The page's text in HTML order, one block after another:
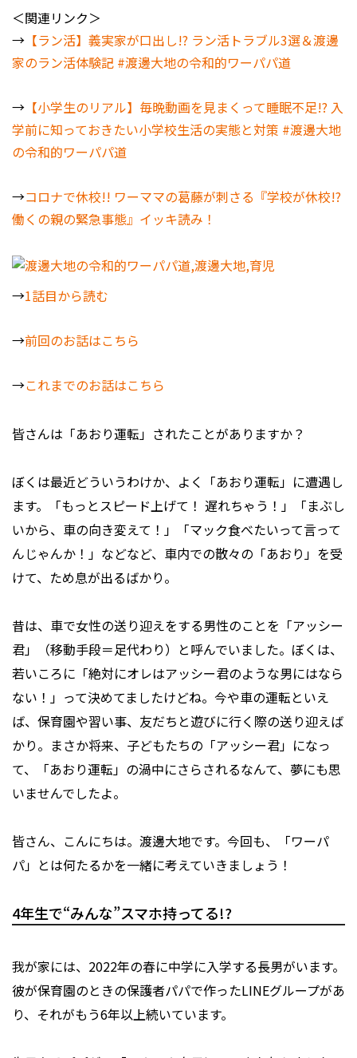
＜関連リンク＞
→ 【ラン活】義実家が口出し!? ラン活トラブル3選＆渡邊
家のラン活体験記 #渡邊大地の令和的ワーパパ道
→ 【小学生のリアル】毎晩動画を見まくって睡眠不足!? 入
学前に知っておきたい小学校生活の実態と対策 #渡邊大地
の令和的ワーパパ道
→コロナで休校!! ワーママの葛藤が刺さる『学校が休校!?
働くの親の緊急事態』イッキ読み！
→1話目から読む
→前回のお話はこちら
→これまでのお話はこちら
皆さんは「あおり運転」されたことがありますか？
ぼくは最近どういうわけか、よく「あおり運転」に遭遇し
ます。「もっとスピード上げて！ 遅れちゃう！」「まぶし
いから、車の向き変えて！」「マック食べたいって言って
んじゃんか！」などなど、車内での散々の「あおり」を受
けて、ため息が出るばかり。
昔は、車で女性の送り迎えをする男性のことを「アッシー
君」（移動手段＝足代わり）と呼んでいました。ぼくは、
若いころに「絶対にオレはアッシー君のような男にはなら
ない！」って決めてましたけどね。今や車の運転といえ
ば、保育園や習い事、友だちと遊びに行く際の送り迎えば
かり。まさか将来、子どもたちの「アッシー君」になっ
て、「あおり運転」の渦中にさらされるなんて、夢にも思
いませんでしたよ。
皆さん、こんにちは。渡邊大地です。今回も、「ワーパ
パ」とは何たるかを一緒に考えていきましょう！
4年生で“みんな”スマホ持ってる!?
我が家には、2022年の春に中学に入学する長男がいます。
彼が保育園のときの保護者パパで作ったLINEグループがあ
り、それがもう6年以上続いています。